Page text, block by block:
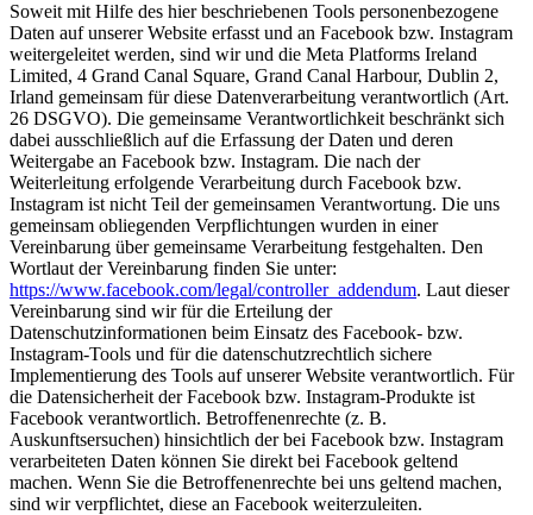
Soweit mit Hilfe des hier beschriebenen Tools personenbezogene
Daten auf unserer Website erfasst und an Facebook bzw. Instagram
weitergeleitet werden, sind wir und die Meta Platforms Ireland
Limited, 4 Grand Canal Square, Grand Canal Harbour, Dublin 2,
Irland gemeinsam für diese Datenverarbeitung verantwortlich (Art.
26 DSGVO). Die gemeinsame Verantwortlichkeit beschränkt sich
dabei ausschließlich auf die Erfassung der Daten und deren
Weitergabe an Facebook bzw. Instagram. Die nach der
Weiterleitung erfolgende Verarbeitung durch Facebook bzw.
Instagram ist nicht Teil der gemeinsamen Verantwortung. Die uns
gemeinsam obliegenden Verpflichtungen wurden in einer
Vereinbarung über gemeinsame Verarbeitung festgehalten. Den
Wortlaut der Vereinbarung finden Sie unter:
https://www.facebook.com/legal/controller_addendum. Laut dieser
Vereinbarung sind wir für die Erteilung der
Datenschutzinformationen beim Einsatz des Facebook- bzw.
Instagram-Tools und für die datenschutzrechtlich sichere
Implementierung des Tools auf unserer Website verantwortlich. Für
die Datensicherheit der Facebook bzw. Instagram-Produkte ist
Facebook verantwortlich. Betroffenenrechte (z. B.
Auskunftsersuchen) hinsichtlich der bei Facebook bzw. Instagram
verarbeiteten Daten können Sie direkt bei Facebook geltend
machen. Wenn Sie die Betroffenenrechte bei uns geltend machen,
sind wir verpflichtet, diese an Facebook weiterzuleiten.